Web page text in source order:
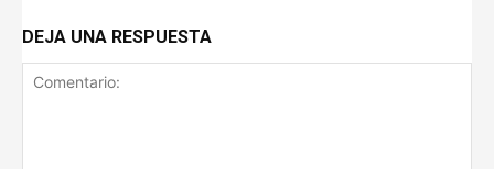
DEJA UNA RESPUESTA